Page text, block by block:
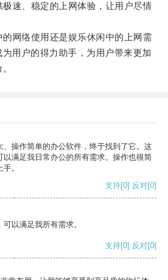
速、稳定的上网体验，让用户尽情
网络使用还是娱乐休闲中的上网需
用户的得力助手，为用户带来更加
、操作简单的办公软件，终于找到了它。这
以满足我日常办公的所有需求。操作也很简
。
支持[0] 反对[0]
以满足我所有需求。
支持[0] 反对[0]